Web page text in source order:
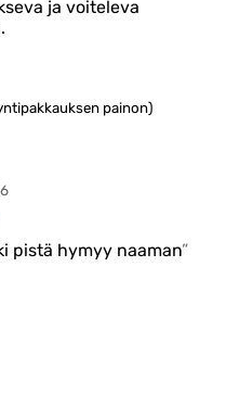
ja voiteleva
painon)
pistä hymyy naaman